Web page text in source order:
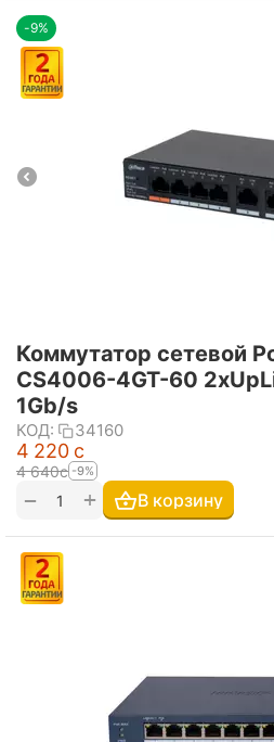
-9%
Коммутатор сетевой
CS4006-4GT-60
1Gb/s
КОД: 34160
4 220 с
4 640с -9%
+
− В корзину